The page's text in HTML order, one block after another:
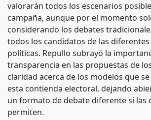
valorarán todos los escenarios
campaña, aunque por el momento
considerando los debates
todos los candidatos de las
políticas. Repullo subrayó la
transparencia en las propuestas de
claridad acerca de los modelos que
esta contienda electoral, dejando
un formato de debate diferente si las
permiten.